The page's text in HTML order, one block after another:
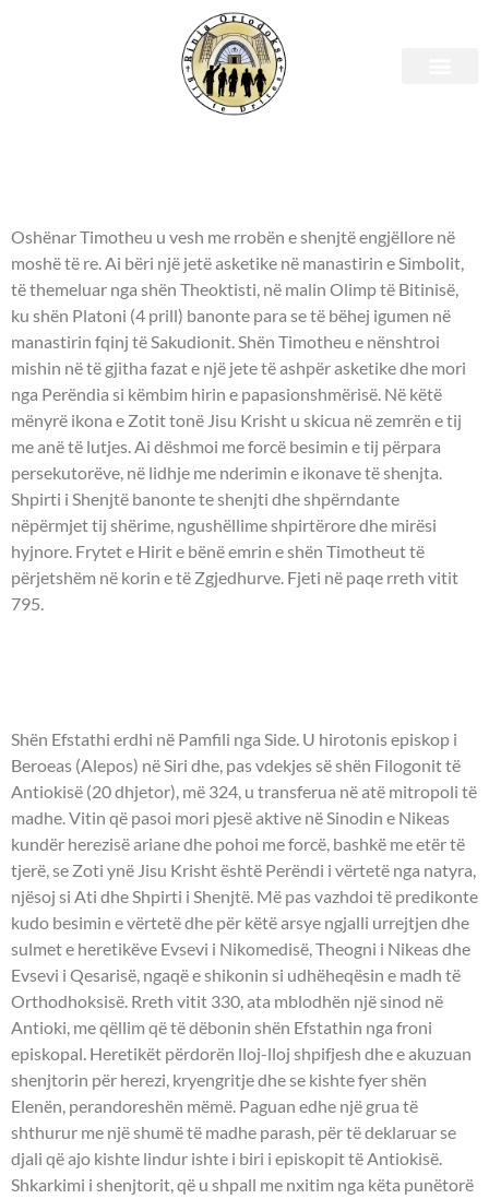
Shenjtori i ditës – 21 Shkurt
Oshënar Timotheu u vesh me rrobën e shenjtë engjëllore në
moshë të re. Ai bëri një jetë asketike në manastirin e Simbolit,
të themeluar nga shën Theoktisti, në malin Olimp të Bitinisë,
ku shën Platoni (4 prill) banonte para se të bëhej igumen në
manastirin fqinj të Sakudionit. Shën Timotheu e nënshtroi
mishin në të gjitha fazat e një jete të ashpër asketike dhe mori
nga Perëndia si këmbim hirin e papasionshmërisë. Në këtë
mënyrë ikona e Zotit tonë Jisu Krisht u skicua në zemrën e tij
me anë të lutjes. Ai dëshmoi me forcë besimin e tij përpara
persekutorëve, në lidhje me nderimin e ikonave të shenjta.
Shpirti i Shenjtë banonte te shenjti dhe shpërndante
nëpërmjet tij shërime, ngushëllime shpirtërore dhe mirësi
hyjnore. Frytet e Hirit e bënë emrin e shën Timotheut të
përjetshëm në korin e të Zgjedhurve. Fjeti në paqe rreth vitit
795.
Shën Efstathi erdhi në Pamfili nga Side. U hirotonis episkop i
Beroeas (Alepos) në Siri dhe, pas vdekjes së shën Filogonit të
Antiokisë (20 dhjetor), më 324, u transferua në atë mitropoli të
madhe. Vitin që pasoi mori pjesë aktive në Sinodin e Nikeas
kundër herezisë ariane dhe pohoi me forcë, bashkë me etër të
tjerë, se Zoti ynë Jisu Krisht është Perëndi i vërtetë nga natyra,
njësoj si Ati dhe Shpirti i Shenjtë. Më pas vazhdoi të predikonte
kudo besimin e vërtetë dhe për këtë arsye ngjalli urrejtjen dhe
sulmet e heretikëve Evsevi i Nikomedisë, Theogni i Nikeas dhe
Evsevi i Qesarisë, ngaqë e shikonin si udhëheqësin e madh të
Orthodhoksisë. Rreth vitit 330, ata mblodhën një sinod në
Antioki, me qëllim që të dëbonin shën Efstathin nga froni
episkopal. Heretikët përdorën lloj-lloj shpifjesh dhe e akuzuan
shenjtorin për herezi, kryengritje dhe se kishte fyer shën
Elenën, perandoreshën mëmë. Paguan edhe një grua të
shthurur me një shumë të madhe parash, për të deklaruar se
djali që ajo kishte lindur ishte i biri i episkopit të Antiokisë.
Shkarkimi i shenjtorit, që u shpall me nxitim nga këta punëtorë